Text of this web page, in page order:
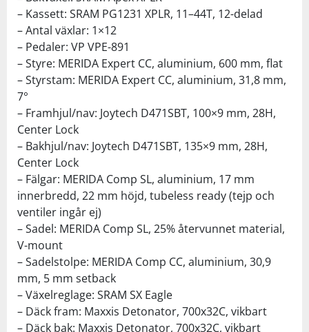
– Kassett: SRAM PG1231 XPLR, 11–44T, 12-delad
– Antal växlar: 1×12
– Pedaler: VP VPE-891
– Styre: MERIDA Expert CC, aluminium, 600 mm, flat
– Styrstam: MERIDA Expert CC, aluminium, 31,8 mm,
7°
– Framhjul/nav: Joytech D471SBT, 100×9 mm, 28H,
Center Lock
– Bakhjul/nav: Joytech D471SBT, 135×9 mm, 28H,
Center Lock
– Fälgar: MERIDA Comp SL, aluminium, 17 mm
innerbredd, 22 mm höjd, tubeless ready (tejp och
ventiler ingår ej)
– Sadel: MERIDA Comp SL, 25% återvunnet material,
V-mount
– Sadelstolpe: MERIDA Comp CC, aluminium, 30,9
mm, 5 mm setback
– Växelreglage: SRAM SX Eagle
– Däck fram: Maxxis Detonator, 700x32C, vikbart
– Däck bak: Maxxis Detonator, 700x32C, vikbart